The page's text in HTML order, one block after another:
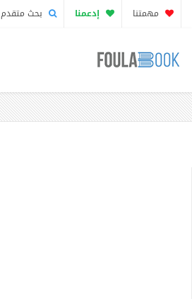
مهمتنا إدعمنا بحث متقدم